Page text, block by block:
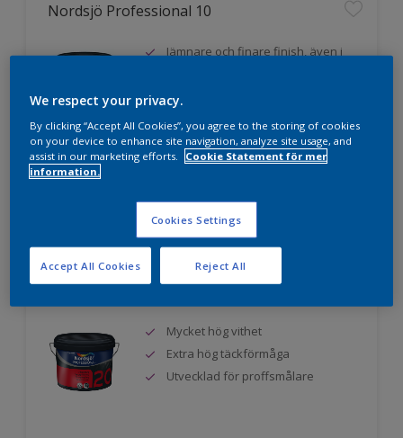
Nordsjö Professional 10
Jämnare och finare finish, även i
färgen
Utmärkt täckförmåga
Nordsjö Professional 20
Mycket hög vithet
Extra hög täckförmåga
Utvecklad för proffsmålare
We respect your privacy.
By clicking “Accept All Cookies”, you agree to the storing of cookies
on your device to enhance site navigation, analyze site usage, and
assist in our marketing efforts.
Cookie Statement för mer
information.
Cookies Settings
Reject All
Accept All Cookies